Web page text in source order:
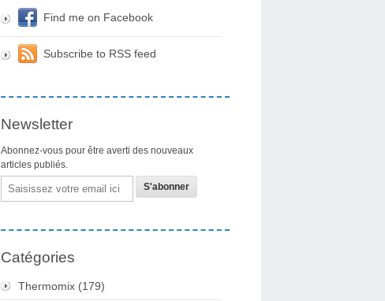
Find me on Facebook
Subscribe to RSS feed
Newsletter
Abonnez-vous pour être averti des nouveaux
articles publiés.
Email
Catégories
Thermomix (179)